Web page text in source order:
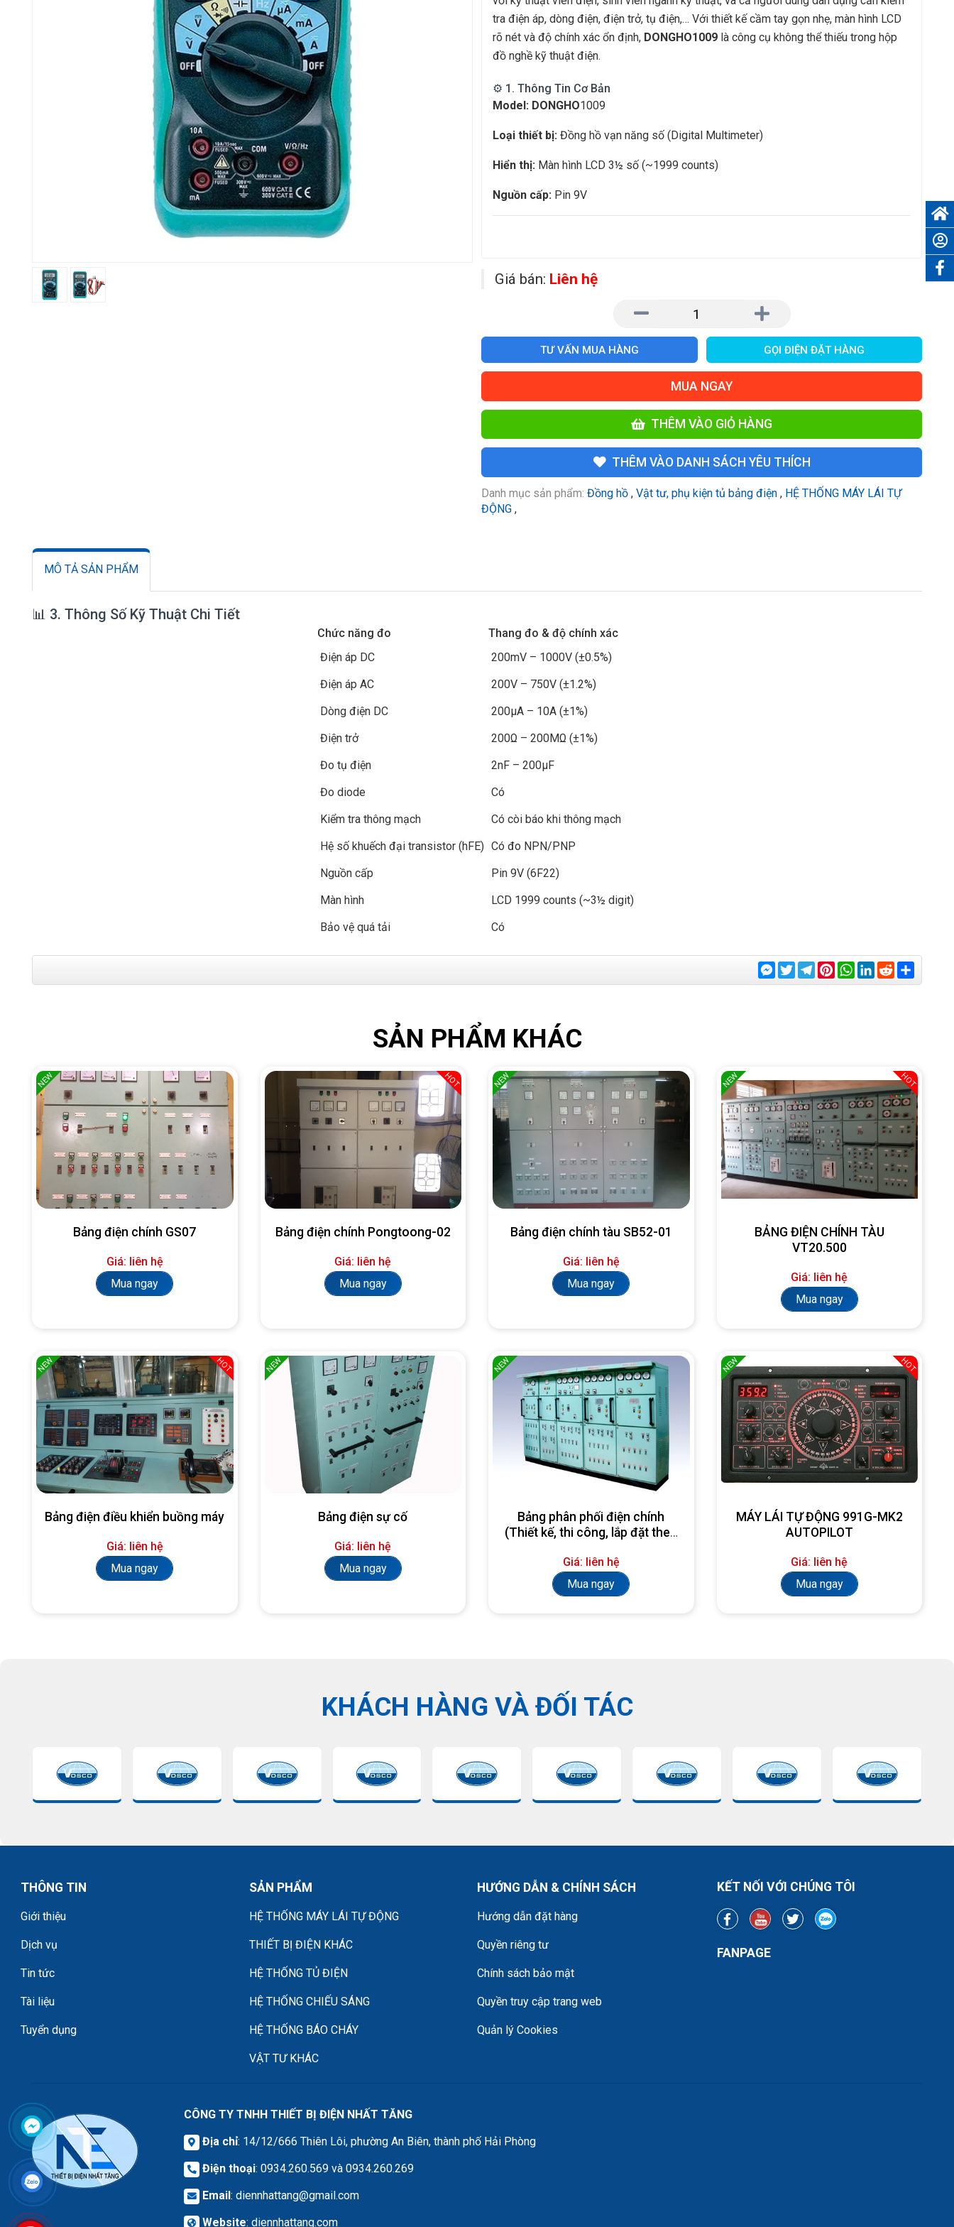
tra điện áp, dòng điện, điện trở, tụ điện,… Với thiết kế cầm tay gọn nhẹ, màn hình LCD
rõ nét và độ chính xác ổn định, DONGHO1009 là công cụ không thể thiếu trong hộp
đồ nghề kỹ thuật điện.
⚙️ 1. Thông Tin Cơ Bản
Model: DONGHO1009
Loại thiết bị: Đồng hồ vạn năng số (Digital Multimeter)
Hiển thị: Màn hình LCD 3½ số (~1999 counts)
Nguồn cấp: Pin 9V
Giá bán: Liên hệ
TƯ VẤN MUA HÀNG GỌI ĐIỆN ĐẶT HÀNG
MUA NGAY
THÊM VÀO GIỎ HÀNG
THÊM VÀO DANH SÁCH YÊU THÍCH
Danh mục sản phẩm: Đồng hồ , Vật tư, phụ kiện tủ bảng điện , HỆ THỐNG MÁY LÁI TỰ
ĐỘNG ,
MÔ TẢ SẢN PHẨM
📊 3. Thông Số Kỹ Thuật Chi Tiết
Chức năng đo
Thang đo & độ chính xác
Điện áp DC
200mV – 1000V (±0.5%)
Điện áp AC
200V – 750V (±1.2%)
Dòng điện DC
200μA – 10A (±1%)
Điện trở
200Ω – 200MΩ (±1%)
Đo tụ điện
2nF – 200μF
Đo diode
Có
Kiểm tra thông mạch
Có còi báo khi thông mạch
Hệ số khuếch đại transistor (hFE) Có đo NPN/PNP
Nguồn cấp
Pin 9V (6F22)
Màn hình
LCD 1999 counts (~3½ digit)
Bảo vệ quá tải
Có
Messenger
TwitterTelegram
Pinterest
WhatsApp
LinkedIn
Reddit
SẢN PHẨM KHÁC
NEW
Bảng điện chính GS07
Giá: liên hệ
Mua ngay
HOT
Bảng điện chính Pongtoong-02
Giá: liên hệ
Mua ngay
NEW
Bảng điện chính tàu SB52-01
Giá: liên hệ
Mua ngay
NEW HOT
BẢNG ĐIỆN CHÍNH TÀU
VT20.500
Giá: liên hệ
Mua ngay
NEW HOT
Bảng điện điều khiển buồng máy
Giá: liên hệ
Mua ngay
NEW
Bảng điện sự cố
Giá: liên hệ
Mua ngay
NEW
Bảng phân phối điện chính
(Thiết kế, thi công, lắp đặt theo
Giá: liên hệ
Mua ngay
NEW HOT
MÁY LÁI TỰ ĐỘNG 991G-MK2
AUTOPILOT
Giá: liên hệ
Mua ngay
KHÁCH HÀNG VÀ ĐỐI TÁC
THÔNG TIN
Giới thiệu
Dịch vụ
Tin tức
Tài liệu
Tuyển dụng
SẢN PHẨM
HỆ THỐNG MÁY LÁI TỰ ĐỘNG
THIẾT BỊ ĐIỆN KHÁC
HỆ THỐNG TỦ ĐIỆN
HỆ THỐNG CHIẾU SÁNG
HỆ THỐNG BÁO CHÁY
VẬT TƯ KHÁC
HƯỚNG DẪN & CHÍNH SÁCH
Hướng dẫn đặt hàng
Quyền riêng tư
Chính sách bảo mật
Quyền truy cập trang web
Quản lý Cookies
KẾT NỐI VỚI CHÚNG TÔI
FANPAGE
CÔNG TY TNHH THIẾT BỊ ĐIỆN NHẤT TĂNG
Địa chỉ: 14/12/666 Thiên Lôi, phường An Biên, thành phố Hải Phòng
Điện thoại: 0934.260.569 và 0934.260.269
Email:diennhattang@gmail.com
Website:diennhattang.com